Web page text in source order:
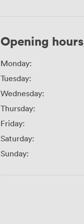
Opening hours
Monday:
Tuesday:
Wednesday:
Thursday:
Friday:
Saturday:
Sunday: